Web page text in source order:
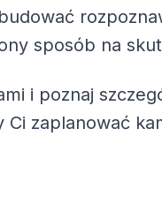
sposób na
i poznaj
Ci zaplanować